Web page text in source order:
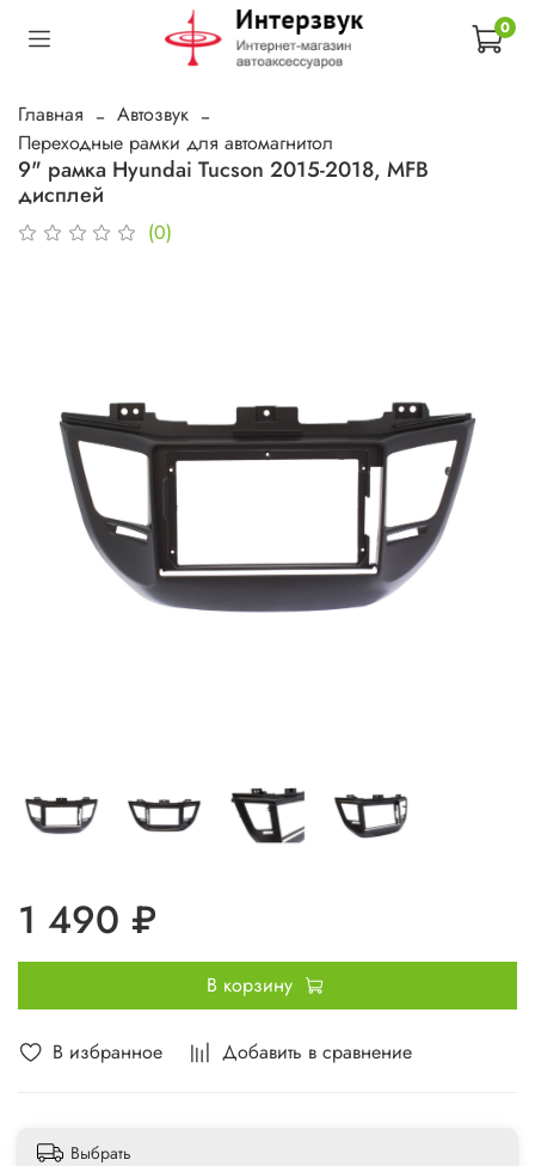
0
Главная
Автозвук
Переходные рамки для автомагнитол
9" рамка Hyundai Tucson 2015-2018, MFB
дисплей
(0)
В избранное Добавить в сравнение
1 490 ₽
В корзину
Выбрать